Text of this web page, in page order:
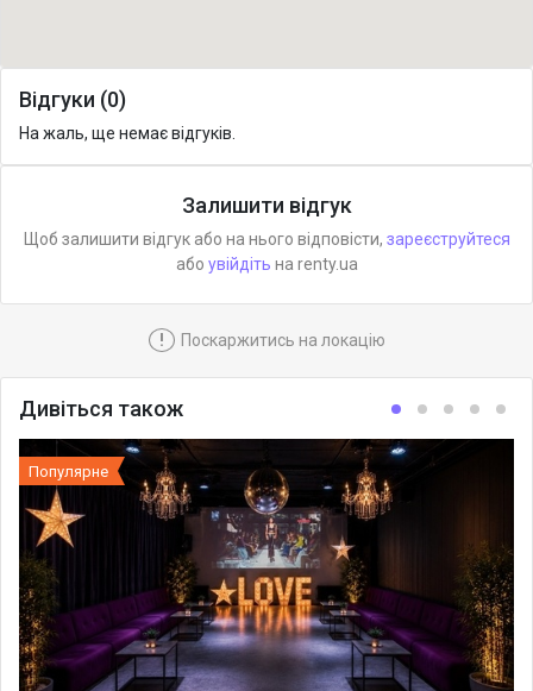
Відгуки (0)
На жаль, ще немає відгуків.
Залишити відгук
Щоб залишити відгук або на нього відповісти, зареєструйтеся
або увійдіть на renty.ua
! Поскаржитись на локацію
Дивіться також
Популярне